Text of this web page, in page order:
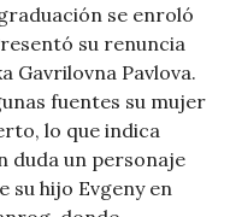
se enroló
su renuncia
Gavrilovna Pavlova.
fuentes su mujer
lo que indica
duda un personaje
su hijo Evgeny en